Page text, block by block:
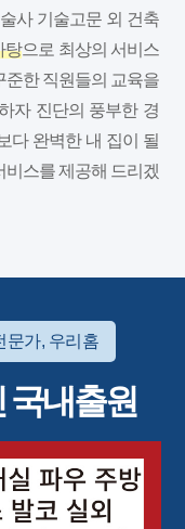
사 기술고문 외 건축
탕으로 최상의 서비스
준한 직원들의 교육을
자 진단의 풍부한 경
다 완벽한 내 집이 될
비스를 제공해 드리겠
문가, 우리홈
국내출원